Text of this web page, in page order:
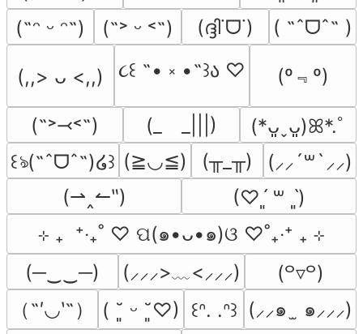
(˶ᵔ ᵕ ᵔ˶)
(˶˃ ᵕ ˂˶) (ദ്ദി˙ᗜ˙) ( ˶ˆᗜˆ˵ )
(,,> ᴗ <,,) ૮꒰ ˶• ༝ •˶꒱ა ♡ (º﹃º)
(˶˃⤙˂˶) (_　_|||)
(*ᴗ͈ˬᴗ͈)ꕤ*.ﾟ
꒰ঌ(˶ˆᗜˆ˵)໒꒱ (≧◡≦) (╥_╥)
(⸝⸝´꒳`⸝⸝)
(⇀‸↼‶)
(♡ˊ͈ ꒳ ˋ͈)
⊹ ₊  ⁺‧₊˚ ♡ ପ(๑•ᴗ•๑)ଓ ♡˚₊‧⁺ ₊ ⊹
(─‿‿─)
(⸝⸝⸝>﹏<⸝⸝⸝)
(꒪▿꒪)
（˶′◡‵˶）
( ˘͈ ᵕ ˘͈♡) ꒰ᐢ. .ᐢ꒱ (⸝⸝๑  ̫ ๑⸝⸝⸝)